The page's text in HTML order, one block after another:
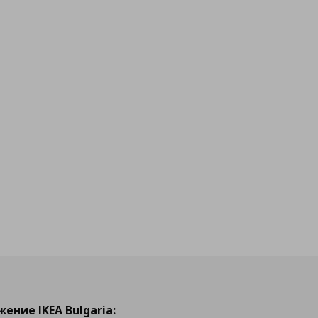
IKEA Bulgaria: